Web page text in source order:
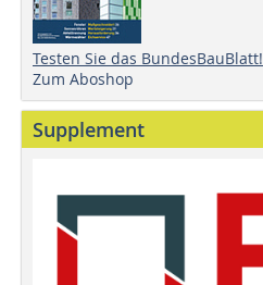
Testen Sie das BundesBauBlatt!
Zum Aboshop
Supplement